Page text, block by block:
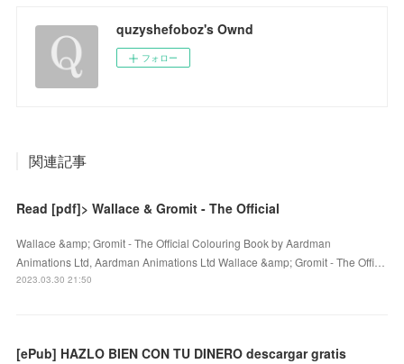
quzyshefoboz's Ownd
フォロー
関連記事
Read [pdf]> Wallace & Gromit - The Official
Wallace &amp; Gromit - The Official Colouring Book by Aardman
Animations Ltd, Aardman Animations Ltd Wallace &amp; Gromit - The Offi…
2023.03.30 21:50
[ePub] HAZLO BIEN CON TU DINERO descargar gratis